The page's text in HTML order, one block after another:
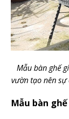
Mẫu bàn ghế
vườn tạo nên sự
Mẫu bàn